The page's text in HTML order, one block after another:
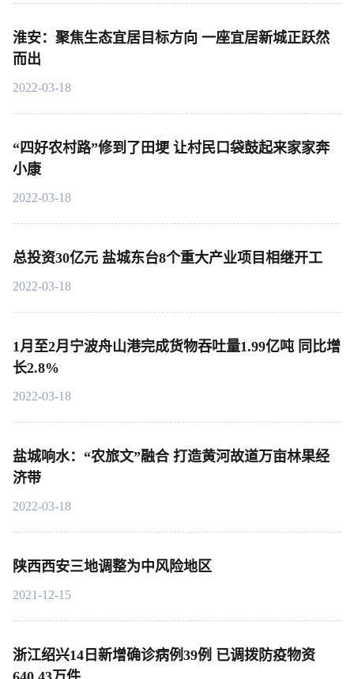
淮安：聚焦生态宜居目标方向 一座宜居新城正跃然
而出
2022-03-18
“四好农村路”修到了田埂 让村民口袋鼓起来家家奔
小康
2022-03-18
总投资30亿元 盐城东台8个重大产业项目相继开工
2022-03-18
1月至2月宁波舟山港完成货物吞吐量1.99亿吨 同比增
长2.8%
2022-03-18
盐城响水：“农旅文”融合 打造黄河故道万亩林果经
济带
2022-03-18
陕西西安三地调整为中风险地区
2021-12-15
浙江绍兴14日新增确诊病例39例 已调拨防疫物资